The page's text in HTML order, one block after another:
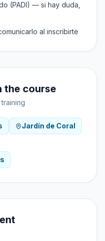
(PADI) — si hay duda,
al inscribirte
the course
Jardín de Coral